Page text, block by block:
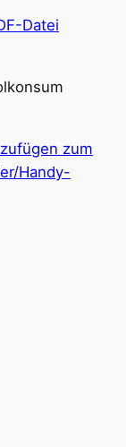
Datei
zum
Handy-